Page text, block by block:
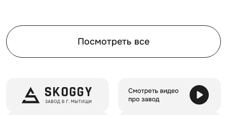
Посмотреть все